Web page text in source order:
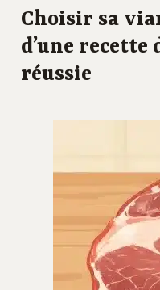
Choisir sa
d’une
réussie